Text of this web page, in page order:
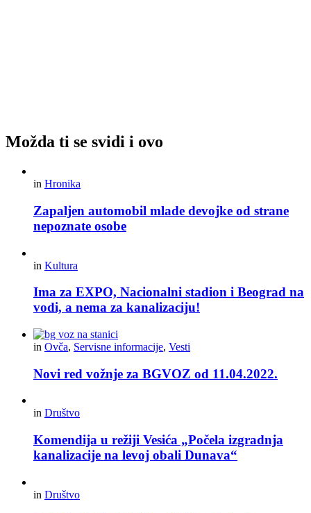
Možda ti se svidi i ovo
in Hronika
Zapaljen automobil mlade devojke od strane
nepoznate osobe
in Kultura
Ima za EXPO, Nacionalni stadion i Beograd na
vodi, a nema za kanalizaciju!
in Ovča, Servisne informacije, Vesti
Novi red vožnje za BGVOZ od 11.04.2022.
in Društvo
Komendija u režiji Vesića „Počela izgradnja
kanalizacije na levoj obali Dunava“
in Društvo